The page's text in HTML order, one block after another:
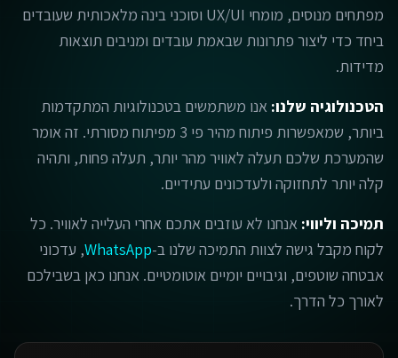
מפתחים מנוסים, מומחי UX/UI וסוכני בינה מלאכותית שעובדים
ביחד כדי ליצור פתרונות שבאמת עובדים ומניבים תוצאות
מדידות.
הטכנולוגיה שלנו: אנו משתמשים בטכנולוגיות המתקדמות
ביותר, שמאפשרות פיתוח מהיר פי 3 מפיתוח מסורתי. זה אומר
שהמערכת שלכם תעלה לאוויר מהר יותר, תעלה פחות, ותהיה
קלה יותר לתחזוקה ולעדכונים עתידיים.
תמיכה וליווי: אנחנו לא עוזבים אתכם אחרי העלייה לאוויר. כל
לקוח מקבל גישה לצוות התמיכה שלנו ב-WhatsApp, עדכוני
אבטחה שוטפים, וגיבויים יומיים אוטומטיים. אנחנו כאן בשבילכם
לאורך כל הדרך.